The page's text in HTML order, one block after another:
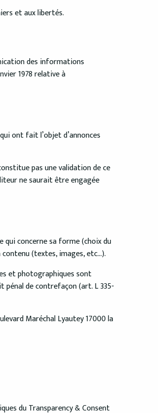
et aux libertés.
des informations
1978 relative à
ont fait l’objet d’annonces
pas une validation de ce
ne saurait être engagée
qui concerne sa forme (choix du
contenu (textes, images, etc…).
et photographiques sont
de contrefaçon (art. L 335-
Maréchal Lyautey 17000 la
du Transparency & Consent